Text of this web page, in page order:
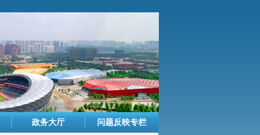
政务大厅 问题反映专栏